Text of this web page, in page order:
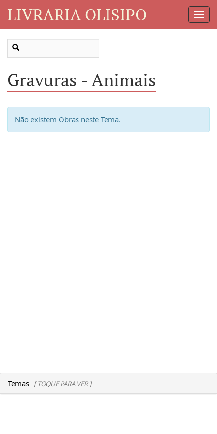
LIVRARIA OLISIPO
Gravuras - Animais
Não existem Obras neste Tema.
Temas [ TOQUE PARA VER ]